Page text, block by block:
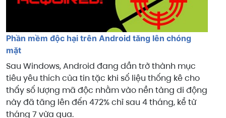
Phần mềm độc hại trên Android tăng lên chóng
mặt
Sau Windows, Android đang dần trở thành mục
tiêu yêu thích của tin tặc khi số liệu thống kê cho
thấy số lượng mã độc nhằm vào nền tảng di động
này đã tăng lên đến 472% chỉ sau 4 tháng, kể từ
tháng 7 vừa qua.